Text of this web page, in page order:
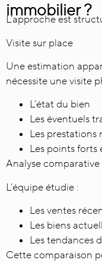
immobilier ?
L’approche est
Visite sur place
Une estimation
nécessite une visite
L’état du bien
Les éventuels
Les prestations
Les points forts
Analyse
L’équipe étudie :
Les ventes
Les biens
Les tendances
Cette comparaison